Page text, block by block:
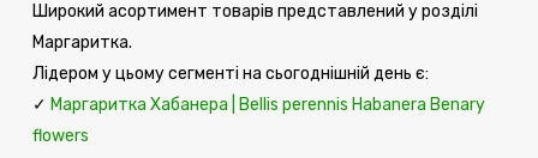
Широкий асортимент товарів представлений у розділі
Маргаритка.
Лідером у цьому сегменті на сьогоднішній день є:
✓ Маргаритка Хабанера | Bellis perennis Habanera Benary
flowers